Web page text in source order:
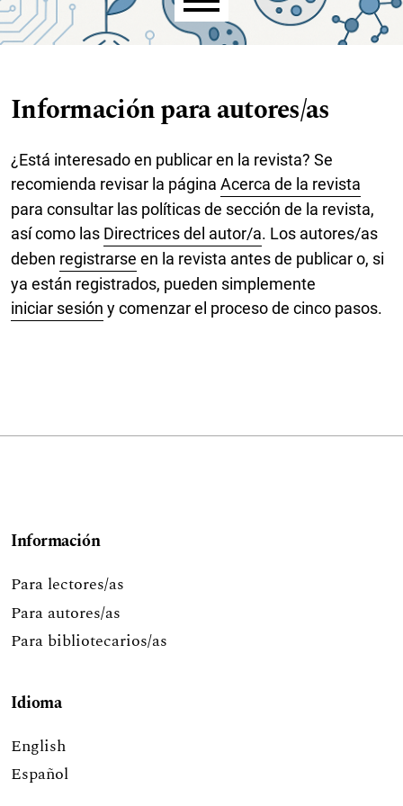
Menú principal
Información para autores/as
¿Está interesado en publicar en la revista? Se
recomienda revisar la página Acerca de la revista
para consultar las políticas de sección de la revista,
así como las Directrices del autor/a. Los autores/as
deben registrarse en la revista antes de publicar o, si
ya están registrados, pueden simplemente
iniciar sesión y comenzar el proceso de cinco pasos.
Información
Para lectores/as
Para autores/as
Para bibliotecarios/as
Idioma
English
Español